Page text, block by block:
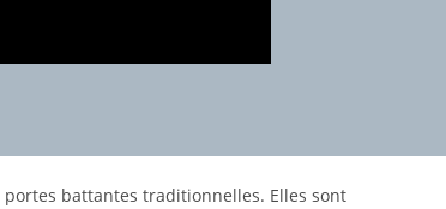
battantes traditionnelles. Elles sont